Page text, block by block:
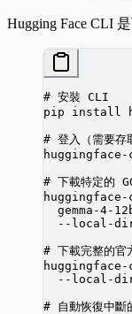
Hugging Face CLI
# 安裝 CLI
pip install
# 登入（需要存
# 下載特定的
gemma-4-
--local-
# 下載完整的官
--local-
# 自動恢復中斷